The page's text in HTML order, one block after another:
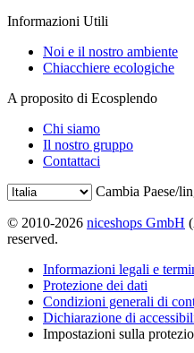
Informazioni Utili
Noi e il nostro ambiente
Chiacchiere ecologiche
A proposito di Ecosplendo
Chi siamo
Il nostro gruppo
Contattaci
Cambia Paese/
© 2010-2026 niceshops GmbH
reserved.
Informazioni legali e
Protezione dei dati
Condizioni generali di
Dichiarazione di
Impostazioni sulla